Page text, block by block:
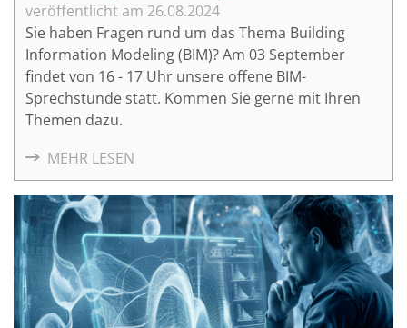
26.08.2024
Sie haben Fragen rund um das Thema Building
Information Modeling (BIM)? Am 03 September
findet von 16 - 17 Uhr unsere offene BIM-
Sprechstunde statt. Kommen Sie gerne mit Ihren
Themen dazu.
MEHR LESEN